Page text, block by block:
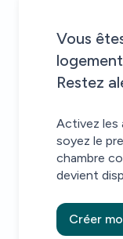
Vous
Restez
Activez les
soyez le
chambre
devient
Créer
House
Soyez le
House
Alerte